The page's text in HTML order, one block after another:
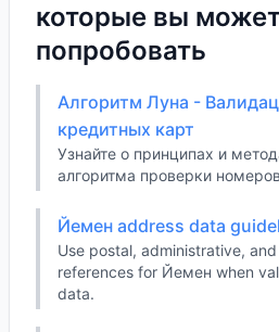
которые вы
попробовать
Алгоритм Луна -
кредитных карт
Узнайте о принципах и
алгоритма проверки
Йемен address data
Use postal, administrative,
references for Йемен when
data.